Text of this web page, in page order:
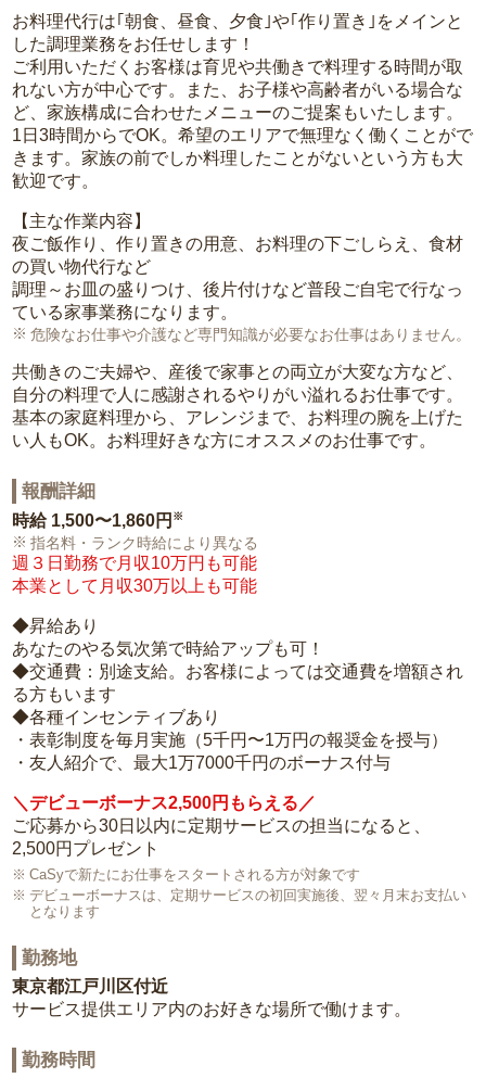
お料理代行は｢朝食、昼食、夕食｣や｢作り置き｣をメインと
した調理業務をお任せします！
ご利用いただくお客様は育児や共働きで料理する時間が取
れない方が中心です。また、お子様や高齢者がいる場合な
ど、家族構成に合わせたメニューのご提案もいたします。
1日3時間からでOK。希望のエリアで無理なく働くことがで
きます。家族の前でしか料理したことがないという方も大
歓迎です。
【主な作業内容】
夜ご飯作り、作り置きの用意、お料理の下ごしらえ、食材
の買い物代行など
調理～お皿の盛りつけ、後片付けなど普段ご自宅で行なっ
ている家事業務になります。
危険なお仕事や介護など専門知識が必要なお仕事はありません。
共働きのご夫婦や、産後で家事との両立が大変な方など、
自分の料理で人に感謝されるやりがい溢れるお仕事です。
基本の家庭料理から、アレンジまで、お料理の腕を上げた
い人もOK。お料理好きな方にオススメのお仕事です。
報酬詳細
時給 1,500〜1,860円 ※
指名料・ランク時給により異なる
週３日勤務で月収10万円も可能
本業として月収30万以上も可能
◆昇給あり
あなたのやる気次第で時給アップも可！
◆交通費：別途支給。お客様によっては交通費を増額され
る方もいます
◆各種インセンティブあり
・表彰制度を毎月実施（5千円〜1万円の報奨金を授与）
・友人紹介で、最大1万7000千円のボーナス付与
＼デビューボーナス2,500円もらえる／
ご応募から30日以内に定期サービスの担当になると、
2,500円プレゼント
CaSyで新たにお仕事をスタートされる方が対象です
デビューボーナスは、定期サービスの初回実施後、翌々月末お支払い
となります
勤務地
東京都江戸川区付近
サービス提供エリア内のお好きな場所で働けます。
勤務時間